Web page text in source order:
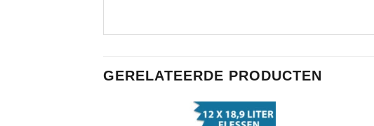
GERELATEERDE PRODUCTEN